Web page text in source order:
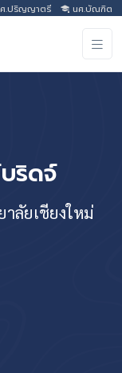
.ปริญญาตรี นศ.บัณฑิต
ริดจ์
ลัยเชียงใหม่